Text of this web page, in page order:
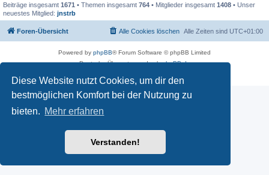
Diese Website nutzt Cookies, um dir den
bestmöglichen Komfort bei der Nutzung zu
bieten. Mehr erfahren
Verstanden!
Beiträge insgesamt 1671 • Themen insgesamt 764 • Mitglieder insgesamt 1408 • Unser
neuestes Mitglied: jnstrb
Foren-Übersicht Alle Zeiten sind UTC+01:00
Alle Cookies löschen
Powered by phpBB® Forum Software © phpBB Limited
Deutsche Übersetzung durchphpBB.de